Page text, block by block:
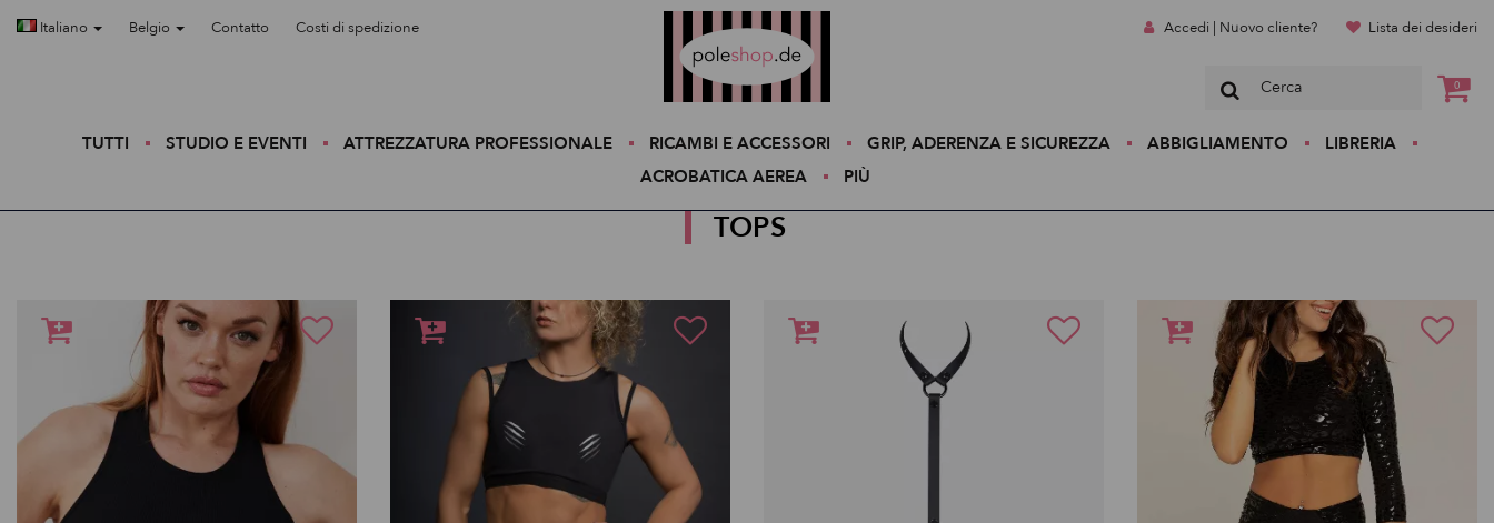
Italiano Belgio Contatto Costi di spedizione Accedi | Nuovo cliente? Lista dei desideri
0
TUTTI STUDIO E EVENTI ATTREZZATURA PROFESSIONALE RICAMBI E ACCESSORI GRIP, ADERENZA E SICUREZZA ABBIGLIAMENTO
LIBRERIA
ACROBATICA AEREA
PIÙ
TOPS